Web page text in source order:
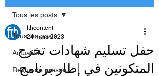
Tous les posts
Actualité
Revue de presse
Tous les posts
حفل تسليم شهادات تخرج
المتكونين في إطار برنامج
fthcontent
24 mars 2023